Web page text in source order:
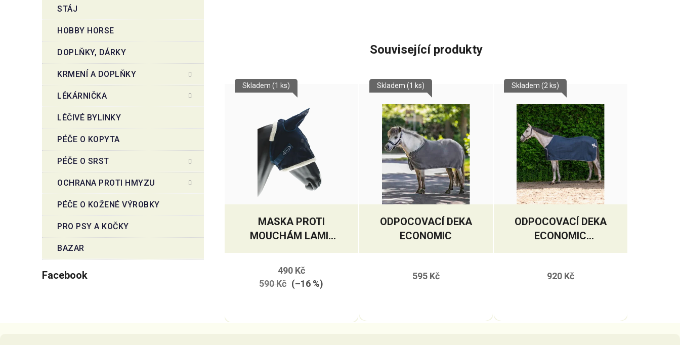
STÁJ
HOBBY HORSE
DOPLŇKY, DÁRKY
KRMENÍ A DOPLŇKY
LÉKÁRNIČKA
LÉČIVÉ BYLINKY
PÉČE O KOPYTA
PÉČE O SRST
OCHRANA PROTI HMYZU
PÉČE O KOŽENÉ VÝROBKY
PRO PSY A KOČKY
BAZAR
Facebook
Související produkty
MASKA PROTI
MOUCHÁM LAMI-
CELL
Skladem (1 ks)
490 Kč
590 Kč (–16 %)
ODPOCOVACÍ DEKA
ECONOMIC
Skladem (1 ks)
595 Kč
ODPOCOVACÍ DEKA
ECONOMIC
ADVERTISING
Skladem (2 ks)
920 Kč